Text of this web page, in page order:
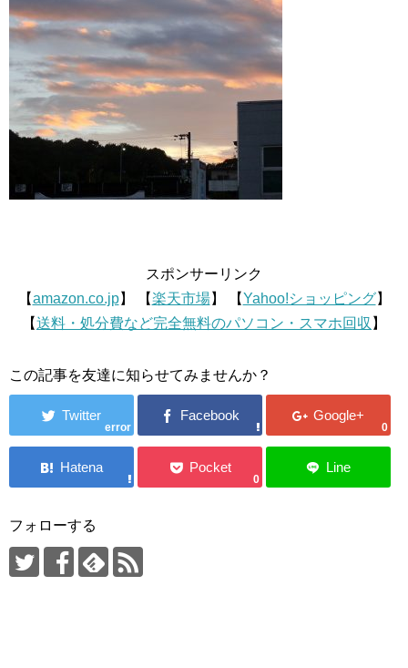
スポンサーリンク
【amazon.co.jp】 【楽天市場】 【Yahoo!ショッピング】
【送料・処分費など完全無料のパソコン・スマホ回収 】
この記事を友達に知らせてみませんか？
error 0
0
フォローする